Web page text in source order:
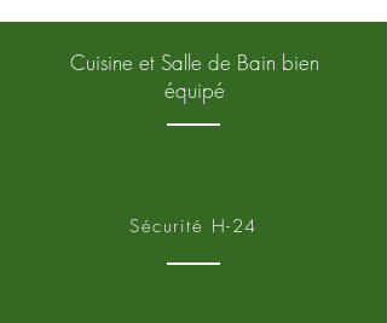
Cuisine et Salle de Bain bien
équipé
Sécurité H-24